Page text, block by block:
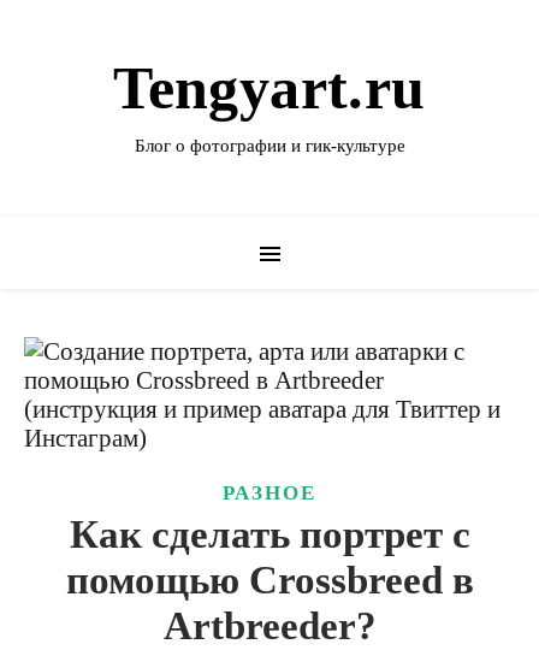
Tengyart.ru
Блог о фотографии и гик-культуре
РАЗНОЕ
Как сделать портрет с
помощью Crossbreed в
Artbreeder?